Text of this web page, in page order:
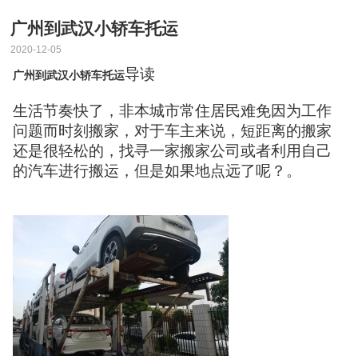
广州到武汉小轿车托运
2020-12-05
广州到武汉小轿车托运导读
生活节奏快了，非本城市常住居民难免因为工作
问题而时刻搬家，对于车主来说，短距离的搬家
还是很轻松的，找寻一家搬家公司或者利用自己
的汽车进行搬运，但是如果地点远了呢？。